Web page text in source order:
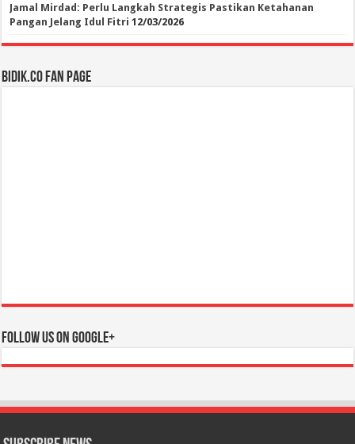
Jamal Mirdad: Perlu Langkah Strategis Pastikan Ketahanan
Pangan Jelang Idul Fitri 12/03/2026
BIDIK.CO Fan Page
Follow us on Google+